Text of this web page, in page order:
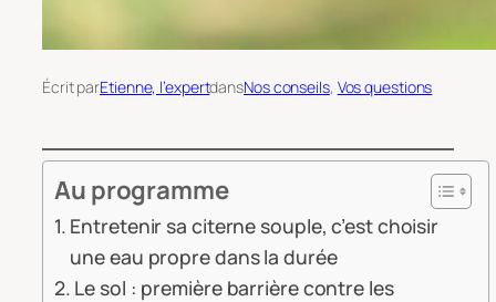
Écrit parEtienne, l’expertdansNos conseils, Vos questions
Au programme
Entretenir sa citerne souple, c’est choisir
une eau propre dans la durée
Le sol : première barrière contre les